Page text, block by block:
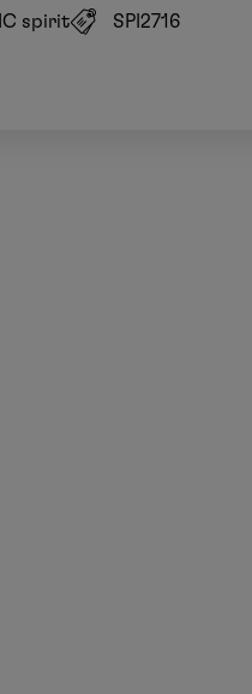
spirit SPI2716